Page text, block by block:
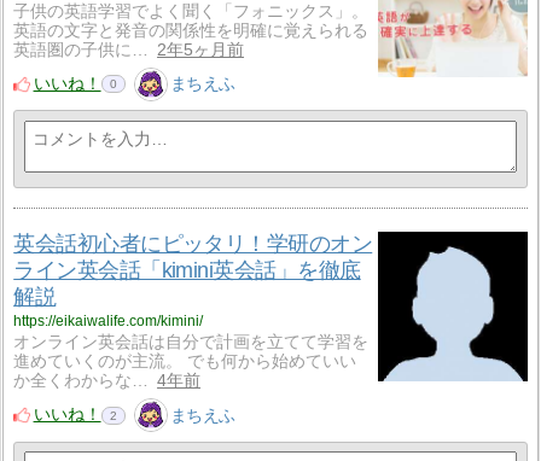
子供の英語学習でよく聞く「フォニックス」。
英語の文字と発音の関係性を明確に覚えられる
英語圏の子供に…
2年5ヶ月前
いいね！
0 まちえふ
英会話初心者にピッタリ！学研のオン
ライン英会話「kimini英会話」を徹底
解説
https://eikaiwalife.com/kimini/
オンライン英会話は自分で計画を立てて学習を
進めていくのが主流。 でも何から始めていい
か全くわからな…
4年前
いいね！
2 まちえふ